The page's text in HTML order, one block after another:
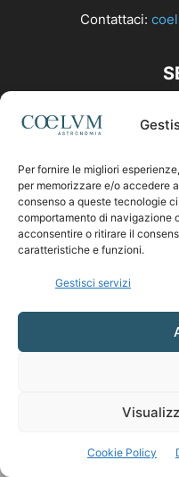
Per fornire le migliori
per memorizzare e/o accedere
consenso a queste tecnologie
comportamento di navigazione
acconsentire o ritirare il
caratteristiche e funzioni.
Gestisci servizi
Cookie Policy
Contattaci: